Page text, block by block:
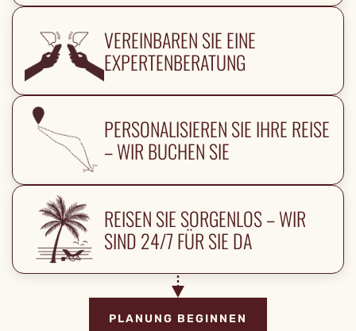
VEREINBAREN SIE EINE
EXPERTENBERATUNG
PERSONALISIEREN SIE IHRE REISE
– WIR BUCHEN SIE
REISEN SIE SORGENLOS – WIR
SIND 24/7 FÜR SIE DA
PLANUNG BEGINNEN